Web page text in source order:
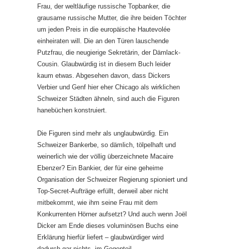
Frau, der weltläufige russische Topbanker, die
grausame russische Mutter, die ihre beiden Töchter
um jeden Preis in die europäische Hautevolée
einheiraten will. Die an den Türen lauschende
Putzfrau, die neugierige Sekretärin, der Dämlack-
Cousin. Glaubwürdig ist in diesem Buch leider
kaum etwas. Abgesehen davon, dass Dickers
Verbier und Genf hier eher Chicago als wirklichen
Schweizer Städten ähneln, sind auch die Figuren
hanebüchen konstruiert.
Die Figuren sind mehr als unglaubwürdig. Ein
Schweizer Bankerbe, so dämlich, tölpelhaft und
weinerlich wie der völlig überzeichnete Macaire
Ebenzer? Ein Bankier, der für eine geheime
Organisation der Schweizer Regierung spioniert und
Top-Secret-Aufträge erfüllt, derweil aber nicht
mitbekommt, wie ihm seine Frau mit dem
Konkurrenten Hörner aufsetzt? Und auch wenn Joël
Dicker am Ende dieses voluminösen Buchs eine
Erklärung hierfür liefert – glaubwürdiger wird